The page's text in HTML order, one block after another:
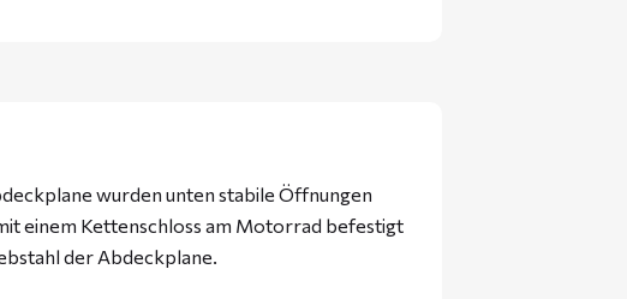
wurden unten stabile Öffnungen
einem Kettenschloss am Motorrad befestigt
der Abdeckplane.